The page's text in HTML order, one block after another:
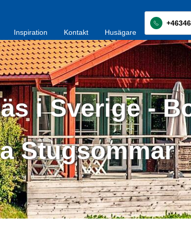
Inspiration Kontakt Husägare
i Sverige -
Stugsommar